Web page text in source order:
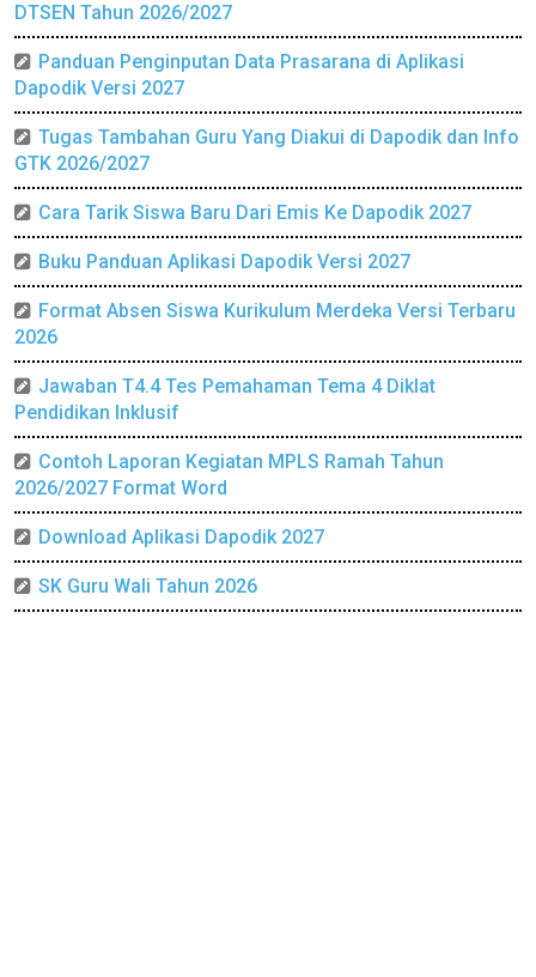
DTSEN Tahun 2026/2027
Panduan Penginputan Data Prasarana di Aplikasi
Dapodik Versi 2027
Tugas Tambahan Guru Yang Diakui di Dapodik dan Info
GTK 2026/2027
Cara Tarik Siswa Baru Dari Emis Ke Dapodik 2027
Buku Panduan Aplikasi Dapodik Versi 2027
Format Absen Siswa Kurikulum Merdeka Versi Terbaru
2026
Jawaban T4.4 Tes Pemahaman Tema 4 Diklat
Pendidikan Inklusif
Contoh Laporan Kegiatan MPLS Ramah Tahun
2026/2027 Format Word
Download Aplikasi Dapodik 2027
SK Guru Wali Tahun 2026